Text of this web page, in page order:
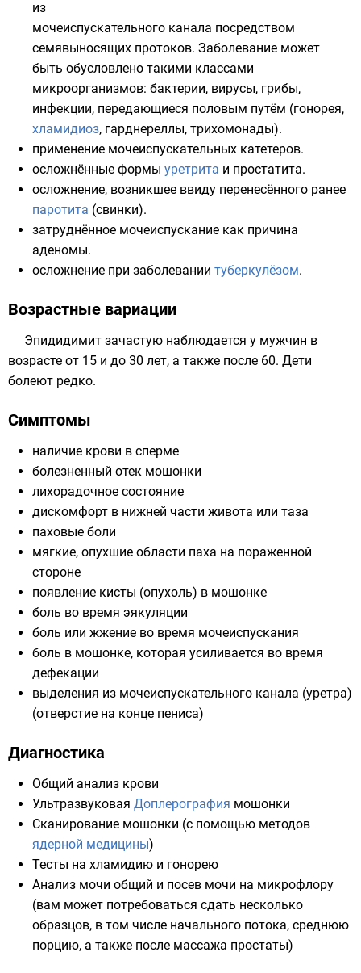
из
мочеиспускательного канала посредством
семявыносящих протоков. Заболевание может
быть обусловлено такими классами
микроорганизмов: бактерии, вирусы, грибы,
инфекции, передающиеся половым путём (гонорея,
хламидиоз, гарднереллы, трихомонады).
применение мочеиспускательных катетеров.
осложнённые формы уретрита и простатита.
осложнение, возникшее ввиду перенесённого ранее
паротита (свинки).
затруднённое мочеиспускание как причина
аденомы.
осложнение при заболевании туберкулёзом.
Возрастные вариации
Эпидидимит зачастую наблюдается у мужчин в
возрасте от 15 и до 30 лет, а также после 60. Дети
болеют редко.
Симптомы
наличие крови в сперме
болезненный отек мошонки
лихорадочное состояние
дискомфорт в нижней части живота или таза
паховые боли
мягкие, опухшие области паха на пораженной
стороне
появление кисты (опухоль) в мошонке
боль во время эякуляции
боль или жжение во время мочеиспускания
боль в мошонке, которая усиливается во время
дефекации
выделения из мочеиспускательного канала (уретра)
(отверстие на конце пениса)
Диагностика
Общий анализ крови
Ультразвуковая Доплерография мошонки
Сканирование мошонки (с помощью методов
ядерной медицины)
Тесты на хламидию и гонорею
Анализ мочи общий и посев мочи на микрофлору
(вам может потребоваться сдать несколько
образцов, в том числе начального потока, среднюю
порцию, а также после массажа простаты)